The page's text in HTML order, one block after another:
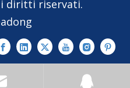
i diritti riservati.